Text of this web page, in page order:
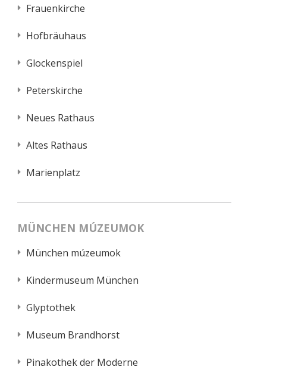
Frauenkirche
Hofbräuhaus
Glockenspiel
Peterskirche
Neues Rathaus
Altes Rathaus
Marienplatz
MÜNCHEN MÚZEUMOK
München múzeumok
Kindermuseum München
Glyptothek
Museum Brandhorst
Pinakothek der Moderne